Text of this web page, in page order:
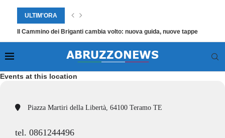
ULTIM'ORA
Il Cammino dei Briganti cambia volto: nuova guida, nuove tappe
Events at this location
Piazza Martiri della Libertà, 64100 Teramo TE
tel. 0861244496